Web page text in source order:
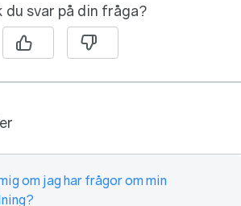
du svar på din fråga?
om jag har frågor om min